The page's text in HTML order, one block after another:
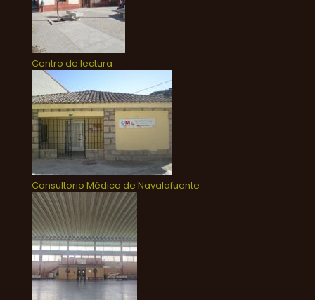
Centro de lectura
Consultorio Médico de Navalafuente